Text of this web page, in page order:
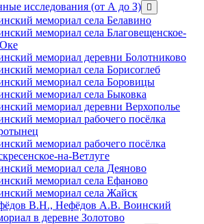
исследования (от А до З) открыть
меню
мемориал села Белавино
мемориал села Благовещенское-
мемориал деревни Болотниково
мемориал села Борисоглеб
мемориал села Боровицы
мемориал села Быковка
мемориал деревни Верхополье
мемориал рабочего посёлка
мемориал рабочего посёлка
на-Ветлуге
мемориал села Деяново
мемориал села Ефаново
мемориал села Жайск
В.Н., Нефёдов А.В. Воинский
в деревне Золотово